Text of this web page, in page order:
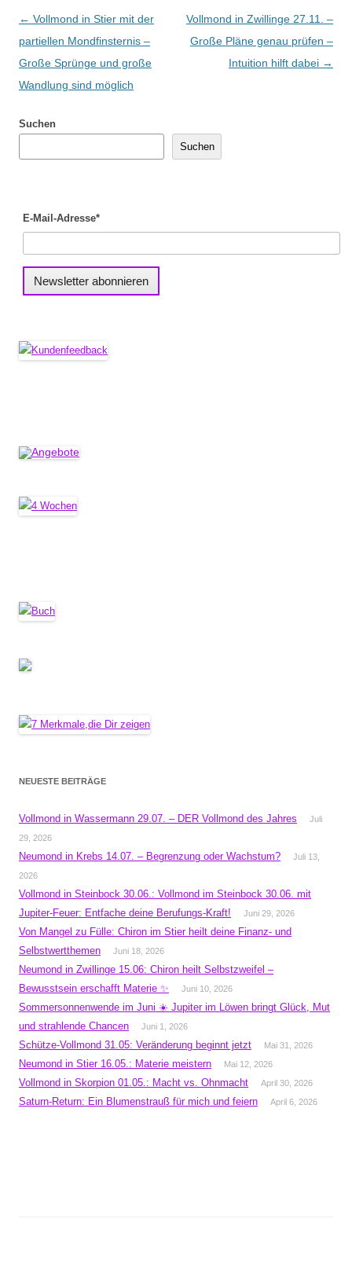
Beitragsnavigation
← Vollmond in Stier mit der
partiellen Mondfinsternis –
Große Sprünge und große
Wandlung sind möglich
Vollmond in Zwillinge 27.11. –
Große Pläne genau prüfen –
Intuition hilft dabei →
Suchen
Suchen
E-Mail-Adresse*
NEUESTE BEITRÄGE
Vollmond in Wassermann 29.07. – DER Vollmond des Jahres
Juli
29, 2026
Neumond in Krebs 14.07. – Begrenzung oder Wachstum?
Juli 13,
2026
Vollmond in Steinbock 30.06.: Vollmond im Steinbock 30.06. mit
Jupiter-Feuer: Entfache deine Berufungs-Kraft!
Juni 29, 2026
Von Mangel zu Fülle: Chiron im Stier heilt deine Finanz- und
Selbstwertthemen
Juni 18, 2026
Neumond in Zwillinge 15.06: Chiron heilt Selbstzweifel –
Bewusstsein erschafft Materie ✨
Juni 10, 2026
Sommersonnenwende im Juni ☀️ Jupiter im Löwen bringt Glück, Mut
und strahlende Chancen
Juni 1, 2026
Schütze-Vollmond 31.05: Veränderung beginnt jetzt Mai 31, 2026
Neumond in Stier 16.05.: Materie meistern Mai 12, 2026
Vollmond in Skorpion 01.05.: Macht vs. Ohnmacht April 30, 2026
Saturn-Return: Ein Blumenstrauß für mich und feiern April 6, 2026